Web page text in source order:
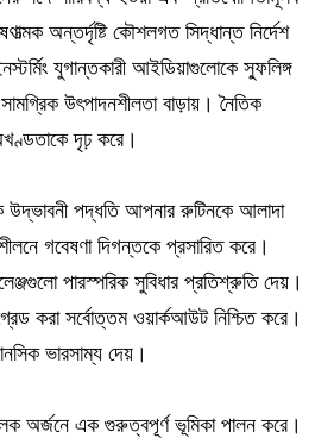
অন্তর্দৃষ্টি কৌশলগত সিদ্ধান্ত নির্দেশ
যুগান্তকারী আইডিয়াগুলোকে স্ফুলিঙ্গ
উৎপাদনশীলতা বাড়ায়। নৈতিক
দৃঢ় করে।
পদ্ধতি আপনার রুটিনকে আলাদা
গবেষণা দিগন্তকে প্রসারিত করে।
পারস্পরিক সুবিধার প্রতিশ্রুতি দেয়।
করা সর্বোত্তম ওয়ার্কআউট নিশ্চিত করে।
ভারসাম্য দেয়।
অর্জনে এক গুরুত্বপূর্ণ ভূমিকা পালন করে।